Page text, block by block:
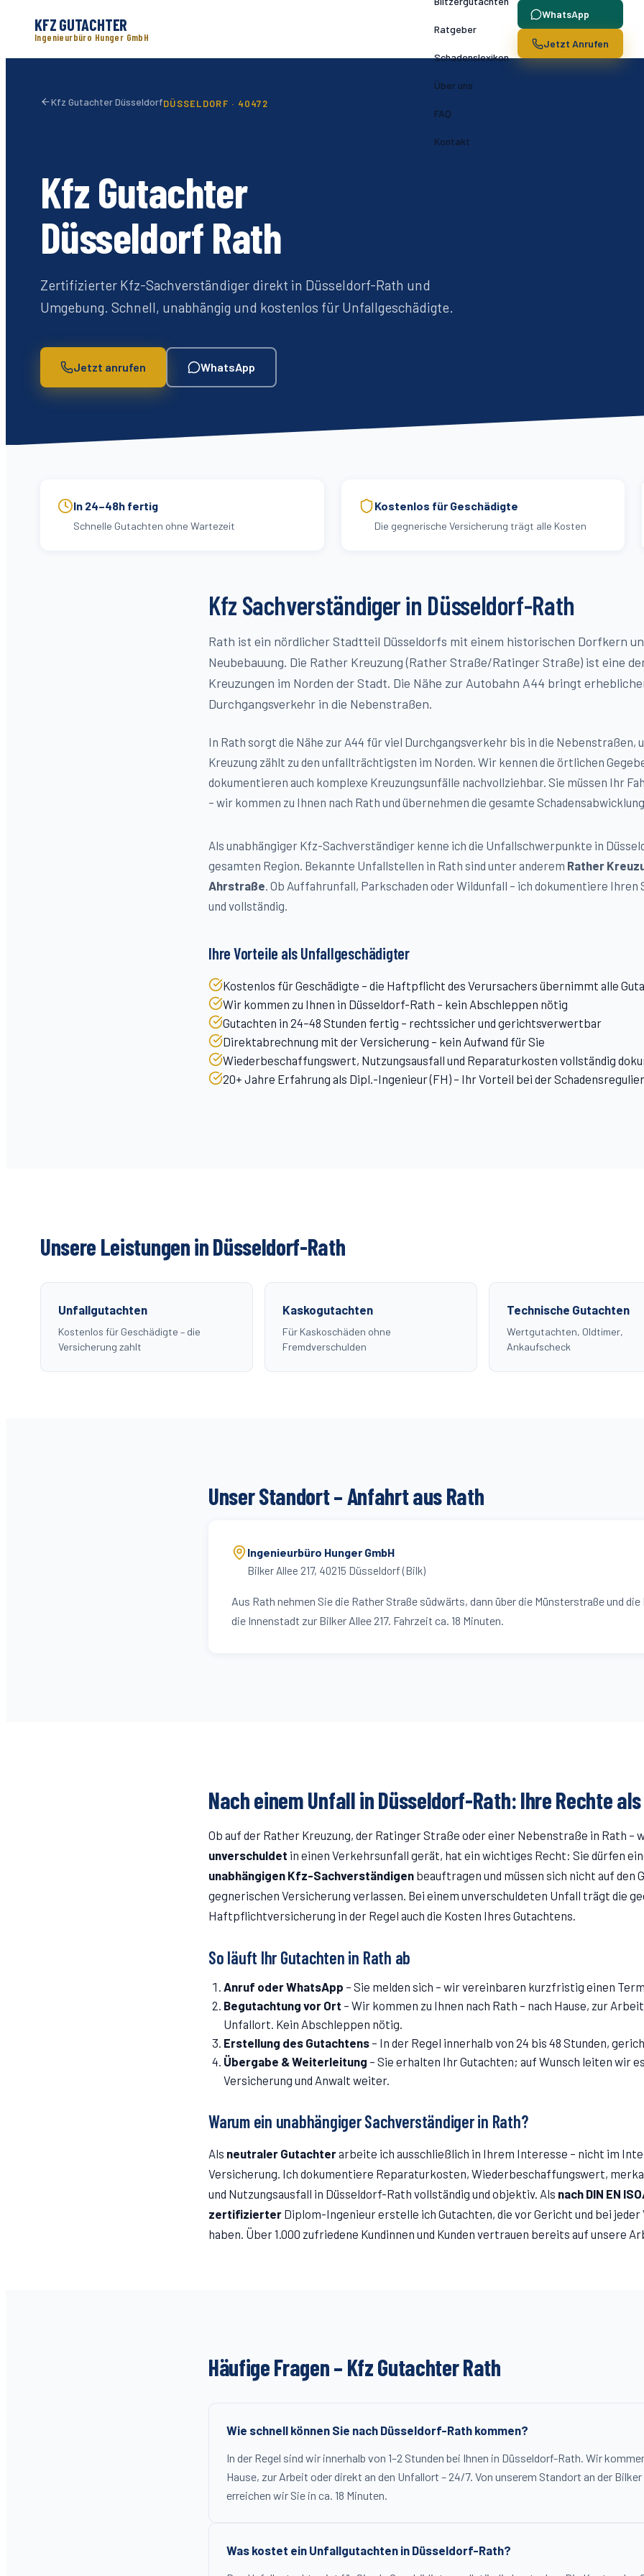
KFZ GUTACHTER
Ingenieurbüro Hunger GmbH
Ratgeber
Schadenslexikon
Über uns
FAQ
Kontakt
WhatsApp
Jetzt Anrufen
Kfz Gutachter DüsseldorfDÜSSELDORF · 40472
Kfz Gutachter
DüsseldorfRath
Zertifizierter Kfz-Sachverständiger direkt in Düsseldorf-Rath und
Umgebung. Schnell, unabhängig und kostenlos für Unfallgeschädigte.
Jetzt anrufen WhatsApp
In 24–48h fertig
Schnelle Gutachten ohne Wartezeit
Kostenlos für Geschädigte
Die gegnerische Versicherung trägt alle Kosten
Kfz Sachverständiger in Düsseldorf-Rath
Rath ist ein nördlicher Stadtteil Düsseldorfs mit einem historischen Dorfkern
Neubebauung. Die Rather Kreuzung (Rather Straße/Ratinger Straße) ist eine
Kreuzungen im Norden der Stadt. Die Nähe zur Autobahn A44 bringt
Durchgangsverkehr in die Nebenstraßen.
In Rath sorgt die Nähe zur A44 für viel Durchgangsverkehr bis in die Nebenstraßen,
Kreuzung zählt zu den unfallträchtigsten im Norden. Wir kennen die örtlichen
dokumentieren auch komplexe Kreuzungsunfälle nachvollziehbar. Sie müssen Ihr
– wir kommen zu Ihnen nach Rath und übernehmen die gesamte
Als unabhängiger Kfz-Sachverständiger kenne ich die Unfallschwerpunkte in
gesamten Region. Bekannte Unfallstellen in Rath sind unter anderem Rather
Ahrstraße. Ob Auffahrunfall, Parkschaden oder Wildunfall – ich dokumentiere
und vollständig.
Ihre Vorteile als Unfallgeschädigter
Kostenlos für Geschädigte – die Haftpflicht des Verursachers übernimmt alle
Wir kommen zu Ihnen in Düsseldorf-Rath – kein Abschleppen nötig
Gutachten in 24–48 Stunden fertig – rechtssicher und gerichtsverwertbar
Direktabrechnung mit der Versicherung – kein Aufwand für Sie
Wiederbeschaffungswert, Nutzungsausfall und Reparaturkosten vollständig
20+ Jahre Erfahrung als Dipl.-Ingenieur (FH) – Ihr Vorteil bei der
Unsere Leistungen in Düsseldorf-Rath
Unfallgutachten
Kostenlos für Geschädigte – die
Versicherung zahlt
Kaskogutachten
Für Kaskoschäden ohne
Fremdverschulden
Technische Gutachten
Wertgutachten, Oldtimer,
Ankaufscheck
Unser Standort – Anfahrt ausRath
Ingenieurbüro Hunger GmbH
Bilker Allee 217, 40215 Düsseldorf (Bilk)
Aus Rath nehmen Sie die Rather Straße südwärts, dann über die Münsterstraße und die
die Innenstadt zur Bilker Allee 217. Fahrzeit ca. 18 Minuten.
Nach einem Unfall in Düsseldorf-Rath: Ihre Rechte
Ob auf der Rather Kreuzung, der Ratinger Straße oder einer Nebenstraße in Rath –
unverschuldet in einen Verkehrsunfall gerät, hat ein wichtiges Recht: Sie dürfen
unabhängigen Kfz-Sachverständigen beauftragen und müssen sich nicht auf den
gegnerischen Versicherung verlassen. Bei einem unverschuldeten Unfall trägt die
Haftpflichtversicherung in der Regel auch die Kosten Ihres Gutachtens.
So läuft Ihr Gutachten in Rath ab
Anruf oder WhatsApp – Sie melden sich – wir vereinbaren kurzfristig einen
Begutachtung vor Ort – Wir kommen zu Ihnen nach Rath – nach Hause, zur
Unfallort. Kein Abschleppen nötig.
Erstellung des Gutachtens– In der Regel innerhalb von 24 bis 48 Stunden,
Übergabe & Weiterleitung – Sie erhalten Ihr Gutachten; auf Wunsch leiten wir
Versicherung und Anwalt weiter.
Warum ein unabhängiger Sachverständiger in Rath?
Als neutraler Gutachterarbeite ich ausschließlich in Ihrem Interesse – nicht im
Versicherung. Ich dokumentiere Reparaturkosten, Wiederbeschaffungswert,
und Nutzungsausfall in Düsseldorf-Rath vollständig und objektiv. Als nach DIN EN
zertifizierter Diplom-Ingenieur erstelle ich Gutachten, die vor Gericht und bei jeder
haben. Über 1.000 zufriedene Kundinnen und Kunden vertrauen bereits auf unsere
Häufige Fragen – Kfz GutachterRath
Wie schnell können Sie nach Düsseldorf-Rath kommen?
In der Regel sind wir innerhalb von 1–2 Stunden bei Ihnen in Düsseldorf-Rath. Wir
Hause, zur Arbeit oder direkt an den Unfallort – 24/7. Von unserem Standort an der Bilker
erreichen wir Sie in ca. 18 Minuten.
Was kostet ein Unfallgutachten in Düsseldorf-Rath?